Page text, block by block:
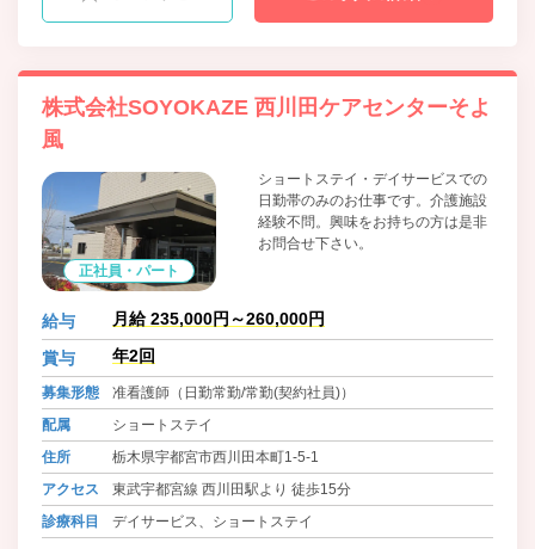
株式会社SOYOKAZE 西川田ケアセンターそよ
風
正社員・パート
ショートステイ・デイサービスでの
日勤帯のみのお仕事です。介護施設
経験不問。興味をお持ちの方は是非
お問合せ下さい。
給与 月給 235,000円～260,000円
賞与 年2回
募集形態
准看護師（日勤常勤/常勤(契約社員)）
配属
ショートステイ
住所
栃木県宇都宮市西川田本町1-5-1
アクセス
東武宇都宮線 西川田駅より 徒歩15分
診療科目
デイサービス、ショートステイ